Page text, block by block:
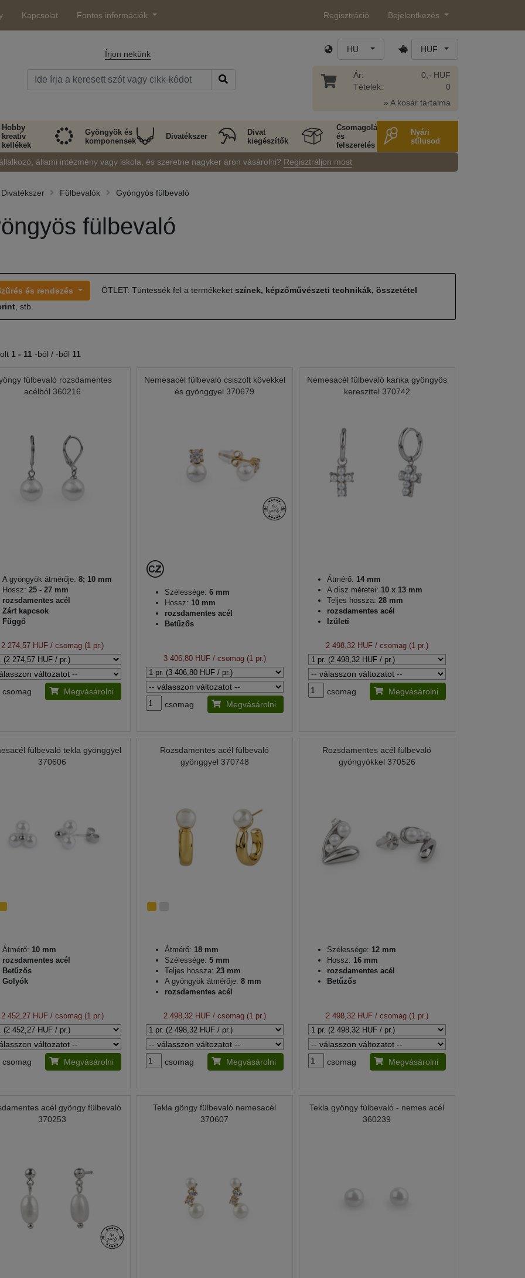
Kapcsolat Fontos információk Regisztráció Bejelentkezés
Írjon nekünk HU HUF
Ár:
Tételek:
0,- HUF
0
» A kosár tartalma
Hobby
kreatív
kellékek
Gyöngyök és
komponensek
Divatékszer
Divat
kiegészítők
Csomagolás
és
felszerelés
Nyári
stílusod
állami intézmény vagy iskola, és szeretne nagyker áron vásárolni? Regisztráljon most
Divatékszer Fülbevalók Gyöngyös fülbevaló
fülbevaló
és rendezés ÖTLET: Tüntessék fel a termékeket színek, képzőművészeti technikák, összetétel
, stb.
1 - 11 -ból / -ből 11
fülbevaló rozsdamentes
acélból 360216
A gyöngyök átmérője: 8; 10 mm
Hossz: 25 - 27 mm
rozsdamentes acél
Zárt kapcsok
Függő
2 274,57 HUF/ csomag (1 pr.)
csomag Megvásárolni
Nemesacél fülbevaló csiszolt kövekkel
és gyönggyel 370679
Szélessége: 6 mm
Hossz: 10 mm
rozsdamentes acél
Betűzős
3 406,80 HUF/ csomag (1 pr.)
csomag Megvásárolni
Nemesacél fülbevaló karika gyöngyös
kereszttel 370742
Átmérő: 14 mm
A dísz méretei: 10 x 13 mm
Teljes hossza: 28 mm
rozsdamentes acél
Izületi
2 498,32 HUF/ csomag (1 pr.)
csomag Megvásárolni
fülbevaló tekla gyönggyel
370606
Átmérő: 10 mm
rozsdamentes acél
Betűzős
Golyók
2 452,27 HUF/ csomag (1 pr.)
csomag Megvásárolni
Rozsdamentes acél fülbevaló
gyönggyel 370748
Átmérő: 18 mm
Szélessége: 5 mm
Teljes hossza: 23 mm
A gyöngyök átmérője: 8 mm
rozsdamentes acél
2 498,32 HUF/ csomag (1 pr.)
csomag Megvásárolni
Rozsdamentes acél fülbevaló
gyöngyökkel 370526
Szélessége: 12 mm
Hossz: 16 mm
rozsdamentes acél
Betűzős
2 498,32 HUF/ csomag (1 pr.)
csomag Megvásárolni
acél gyöngy fülbevaló
370253
Tekla göngy fülbevaló nemesacél
370607
Tekla gyöngy fülbevaló - nemes acél
360239